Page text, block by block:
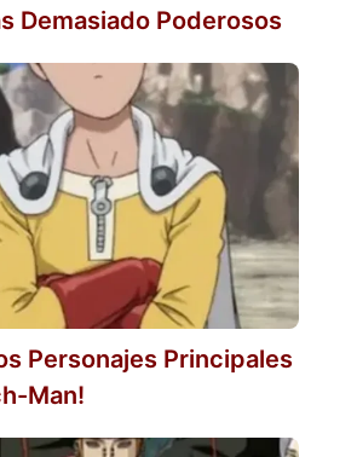
Demasiado Poderosos
Personajes Principales
Man!